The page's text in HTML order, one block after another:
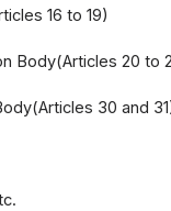
16 to 19)
Body(Articles 20 to
30 and